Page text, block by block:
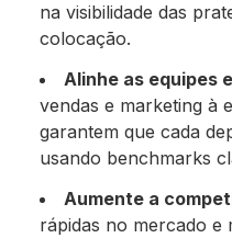
na visibilidade das
colocação.
Alinhe as equipes
vendas e marketing à
garantem que cada
usando benchmarks
Aumente a
rápidas no mercado e